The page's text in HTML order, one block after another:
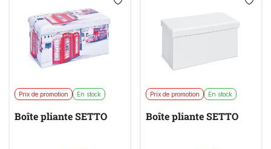
Prix de promotion En stock
Boîte pliante SETTO
Prix de promotion En stock
Boîte pliante SETTO